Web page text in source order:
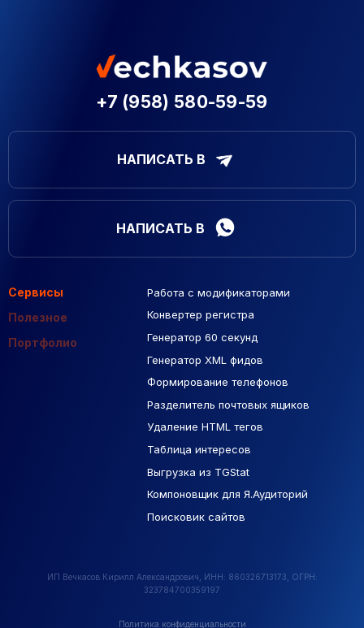
+7 (958) 580-59-59
НАПИСАТЬ В
НАПИСАТЬ В
Сервисы
Полезное
Портфолио
Работа с модификаторами
Конвертер регистра
Генератор 60 секунд
Генератор XML фидов
Формирование телефонов
Разделитель почтовых ящиков
Удаление HTML тегов
Таблица интересов
Выгрузка из TGStat
Компоновщик для Я.Аудиторий
Поисковик сайтов
Подборка сайтов
Макеты Figma
База Яндекс Карты
РСЯ площадки
Созданные сайты
Контекстная реклама
ИП Вечкасов Кирилл Александрович, ИНН: 860326713173, ОГРН:
323784700359197
Политика конфиденциальности